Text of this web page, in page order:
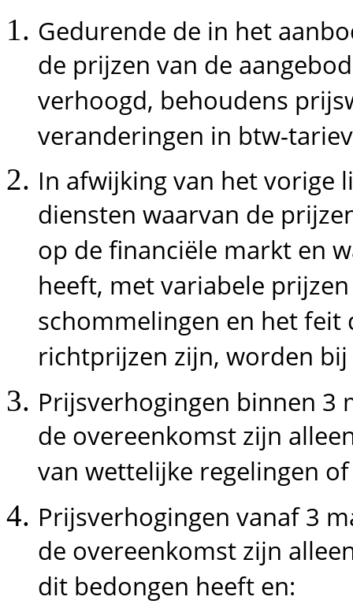
Gedurende de in het
de prijzen van de
verhoogd, behoudens
veranderingen in btw-
In afwijking van het vorige
diensten waarvan de
op de financiële markt en
heeft, met variabele
schommelingen en het
richtprijzen zijn, worden
Prijsverhogingen binnen 3
de overeenkomst zijn
van wettelijke regelingen
Prijsverhogingen vanaf 3
de overeenkomst zijn
dit bedongen heeft en: